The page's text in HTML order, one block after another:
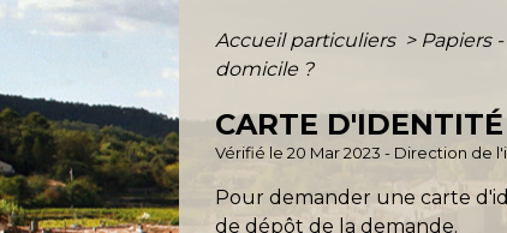
Accueil particuliers > Papiers
domicile ?
CARTE
Vérifié le 20 Mar 2023 - Direction de
Pour demander une carte
de dépôt de la demande.